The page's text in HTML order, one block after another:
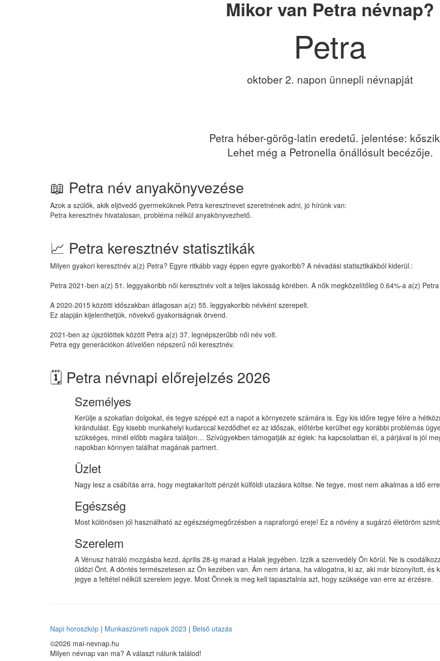
Mikor van Petra névnap?
Petra
oktober 2. napon ünnepli névnapját
Petra héber-görög-latin eredetű. jelentése:
Lehet még a Petronella önállósult becézője.
📖 Petra név anyakönyvezése
Azok a szülők, akik eljövedő gyermeküknek Petra keresztnevet szeretnének adni, jó hírünk van:
Petra keresztnév hivatalosan, probléma nélkül anyakönyvezhető.
📈 Petra keresztnév statisztikák
Milyen gyakori keresztnév a(z) Petra? Egyre ritkább vagy éppen egyre gyakoribb? A névadási statisztikákból kiderül.:
Petra 2021-ben a(z) 51. leggyakoribb női keresztnév volt a teljes lakosság körében. A nők megközelítőleg 0.64%-a a(z)
A 2020-2015 közötti időszakban átlagosan a(z) 55. leggyakoribb névként szerepelt.
Ez alapján kijelenthetjük, növekvő gyakoriságnak örvend.
2021-ben az újszölöttek között Petra a(z) 37. legnépszerűbb női név volt.
Petra egy generációkon átívelően népszerű női keresztnév.
🗓️ Petra névnapi előrejelzés 2026
Személyes
Kerülje a szokatlan dolgokat, és tegye széppé ezt a napot a környezete számára is. Egy kis időre tegye félre a
kirándulást. Egy kisebb munkahelyi kudarccal kezdődhet ez az időszak, előtérbe kerülhet egy korábbi problémás
szükséges, minél előbb magára találjon… Szívügyekben támogatják az égiek: ha kapcsolatban él, a párjával is jól
napokban könnyen találhat magának partnert.
Üzlet
Nagy lesz a csábítás arra, hogy megtakarított pénzét külföldi utazásra költse. Ne tegye, most nem alkalmas a idő
Egészség
Most különösen jól használható az egészségmegőrzésben a napraforgó ereje! Ez a növény a sugárzó életöröm
Szerelem
A Vénusz hátráló mozgásba kezd, április 28-ig marad a Halak jegyében. Izzik a szenvedély Ön körül. Ne is
üldözi Önt. A döntés természetesen az Ön kezében van. Ám nem ártana, ha válogatna, ki az, aki már bizonyított, és
jegye a feltétel nélküli szerelem jegye. Most Önnek is meg kell tapasztalnia azt, hogy szüksége van erre az érzésre.
Napi horoszkóp | Munkaszüneti napok 2023 | Belső utazás
©2026 mai-nevnap.hu
Milyen névnap van ma? A választ nálunk találod!